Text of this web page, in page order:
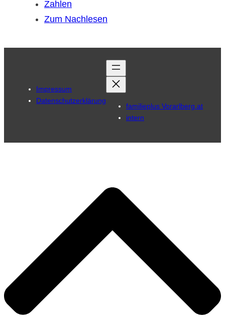
Zahlen
Zum Nachlesen
Impressum
Datenschutzerklärung
familieplus Vorarlberg.at
intern